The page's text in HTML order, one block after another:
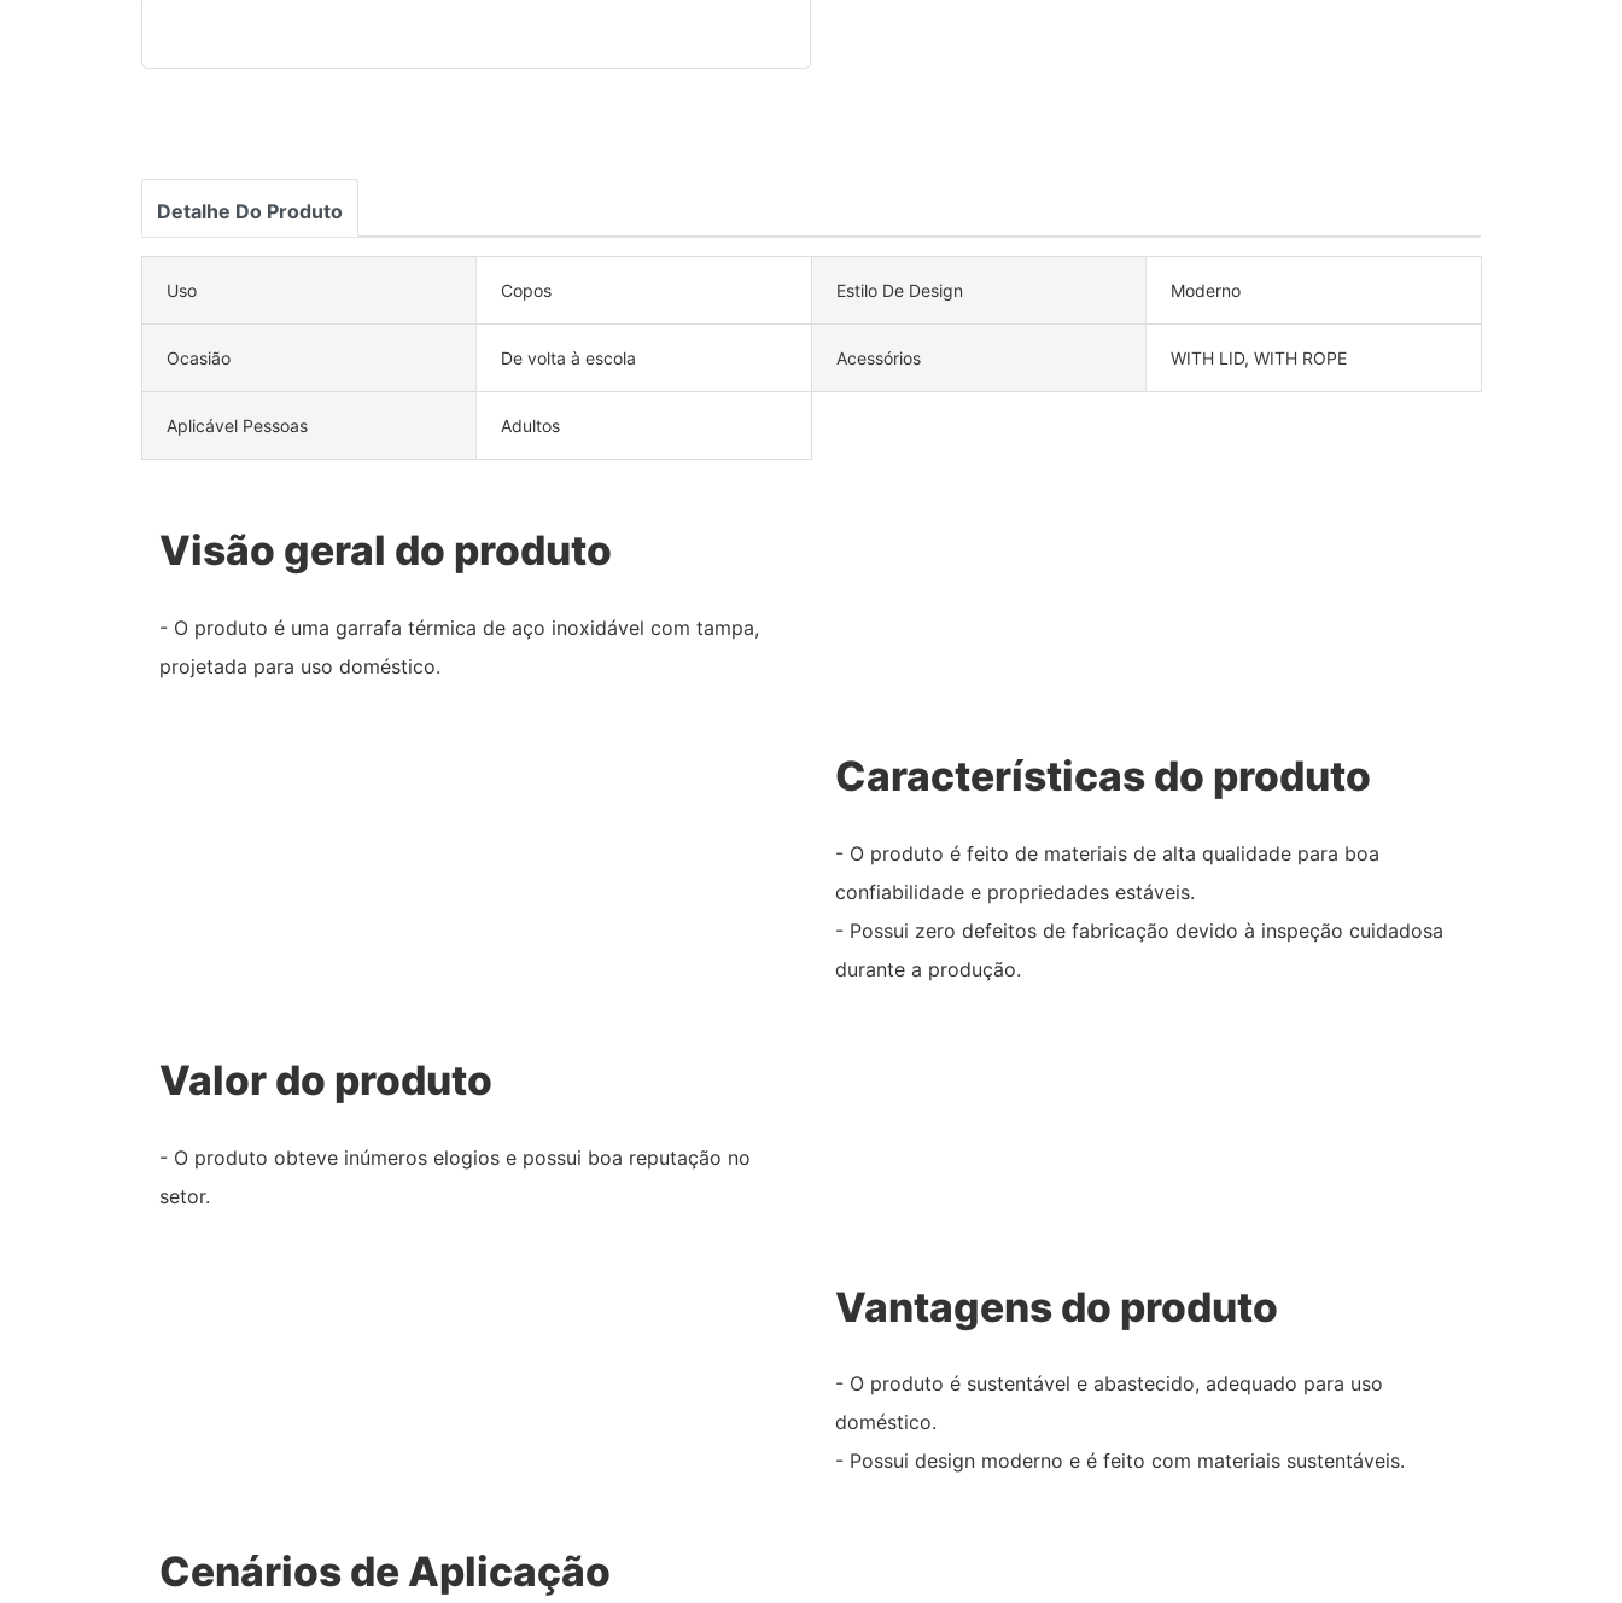
Detalhe Do Produto
Uso Copos Estilo De Design Moderno
Ocasião De volta à escola Acessórios WITH LID, WITH ROPE
Aplicável Pessoas Adultos
Visão geral do produto
- O produto é uma garrafa térmica de aço inoxidável com tampa,
projetada para uso doméstico.
Características do produto
- O produto é feito de materiais de alta qualidade para boa
confiabilidade e propriedades estáveis.
- Possui zero defeitos de fabricação devido à inspeção cuidadosa
durante a produção.
Valor do produto
- O produto obteve inúmeros elogios e possui boa reputação no
setor.
Vantagens do produto
- O produto é sustentável e abastecido, adequado para uso
doméstico.
- Possui design moderno e é feito com materiais sustentáveis.
Cenários de Aplicação